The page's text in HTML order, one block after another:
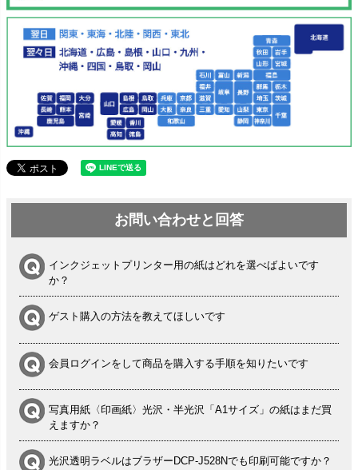
お問い合わせと回答
インクジェットプリンター用の紙はどれを選べばよいです
か？
ゲスト購入の方法を教えてほしいです
会員ログインをして商品を購入する手順を知りたいです
写真用紙〈印画紙〉光沢・半光沢「A1サイズ」の紙はまだ買
えますか？
光沢透明ラベルはブラザーDCP-J528Nでも印刷可能ですか？